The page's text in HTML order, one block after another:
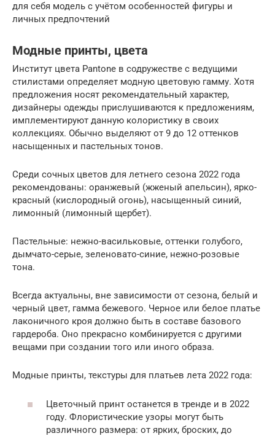
для себя модель с учётом особенностей фигуры и
личных предпочтений
Модные принты, цвета
Институт цвета Pantone в содружестве с ведущими
стилистами определяет модную цветовую гамму. Хотя
предложения носят рекомендательный характер,
дизайнеры одежды прислушиваются к предложениям,
имплементируют данную колористику в своих
коллекциях. Обычно выделяют от 9 до 12 оттенков
насыщенных и пастельных тонов.
Среди сочных цветов для летнего сезона 2022 года
рекомендованы: оранжевый (жженый апельсин), ярко-
красный (кислородный огонь), насыщенный синий,
лимонный (лимонный щербет).
Пастельные: нежно-васильковые, оттенки голубого,
дымчато-серые, зеленовато-синие, нежно-розовые
тона.
Всегда актуальны, вне зависимости от сезона, белый и
черный цвет, гамма бежевого. Черное или белое платье
лаконичного кроя должно быть в составе базового
гардероба. Оно прекрасно комбинируется с другими
вещами при создании того или иного образа.
Модные принты, текстуры для платьев лета 2022 года:
Цветочный принт останется в тренде и в 2022
году. Флористические узоры могут быть
различного размера: от ярких, броских, до